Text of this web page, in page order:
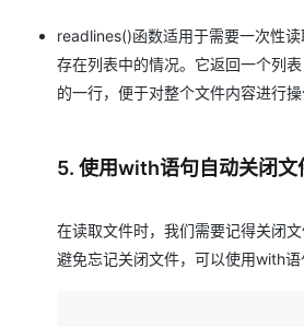
readlines()函数适用于需要一次性
存在列表中的情况。它返回一个列
的一行，便于对整个文件内容进行操
5. 使用with语句自动关闭文
在读取文件时，我们需要记得关闭
避免忘记关闭文件，可以使用with语